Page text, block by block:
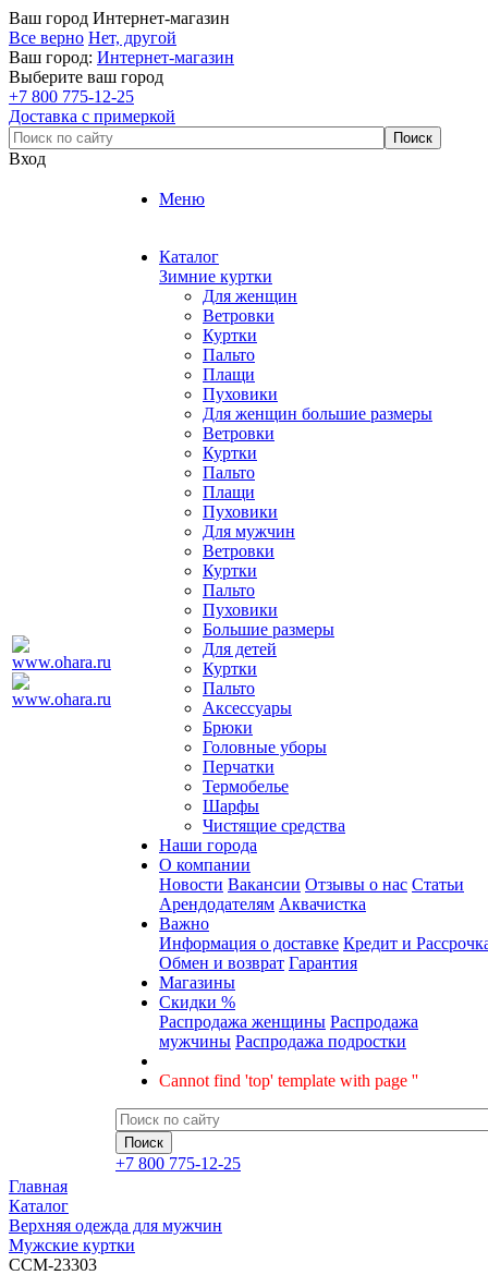
Ваш город Интернет-магазин
Все верно Нет, другой
Ваш город: Интернет-магазин
Выберите ваш город
+7 800 775-12-25
Доставка с примеркой
Вход
Меню
Каталог
Зимние куртки
Для женщин
Ветровки
Куртки
Пальто
Плащи
Пуховики
Для женщин большие размеры
Ветровки
Куртки
Пальто
Плащи
Пуховики
Для мужчин
Ветровки
Куртки
Пальто
Пуховики
Большие размеры
Для детей
Куртки
Пальто
Аксессуары
Брюки
Головные уборы
Перчатки
Термобелье
Шарфы
Чистящие средства
Наши города
О компании
Новости Вакансии Отзывы о нас Статьи
Арендодателям Аквачистка
Важно
Информация о доставке Кредит и
Обмен и возврат Гарантия
Магазины
Скидки %
Распродажа женщины Распродажа
мужчины Распродажа подростки
Cannot find 'top' template with page ''
+7 800 775-12-25
Главная
Каталог
Верхняя одежда для мужчин
Мужские куртки
CCM-23303